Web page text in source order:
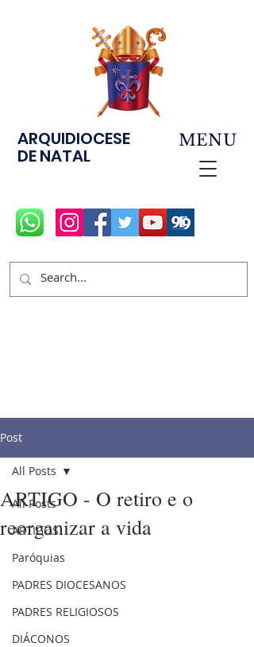
ARQUIDIOCESE
DE NATAL
MENU
Post
All Posts
ARTIGOS
Paróquias
PADRES DIOCESANOS
PADRES RELIGIOSOS
DIÁCONOS
All Posts
ARTIGO - O retiro e o
reorganizar a vida